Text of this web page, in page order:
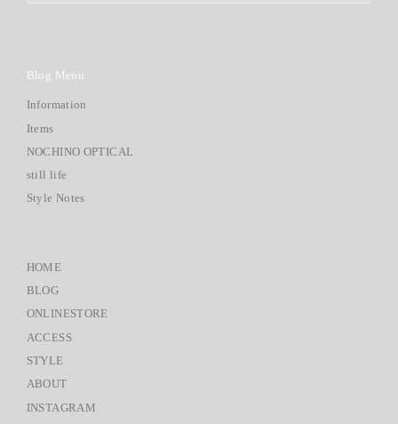
Blog Menu
Information
Items
NOCHINO OPTICAL
still life
Style Notes
HOME
BLOG
ONLINESTORE
ACCESS
STYLE
ABOUT
INSTAGRAM